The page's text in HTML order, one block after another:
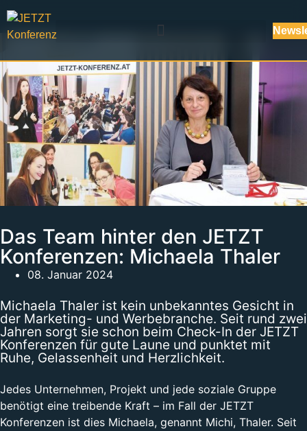
Das Team hinter den JETZT
Konferenzen: Michaela Thaler
08. Januar 2024
Michaela Thaler ist kein unbekanntes Gesicht in
der Marketing- und Werbebranche. Seit rund zwei
Jahren sorgt sie schon beim Check-In der JETZT
Konferenzen für gute Laune und punktet mit
Ruhe, Gelassenheit und Herzlichkeit.
Jedes Unternehmen, Projekt und jede soziale Gruppe
benötigt eine treibende Kraft – im Fall der JETZT
Konferenzen ist dies Michaela, genannt Michi, Thaler. Seit